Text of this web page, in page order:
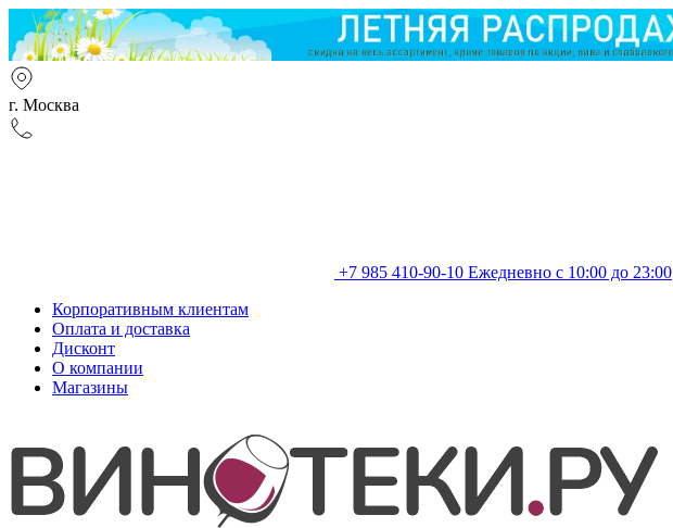
г. Москва
+7 985 410-90-10 Ежедневно с 10:00 до 23:00
Корпоративным клиентам
Оплата и доставка
Дисконт
О компании
Магазины